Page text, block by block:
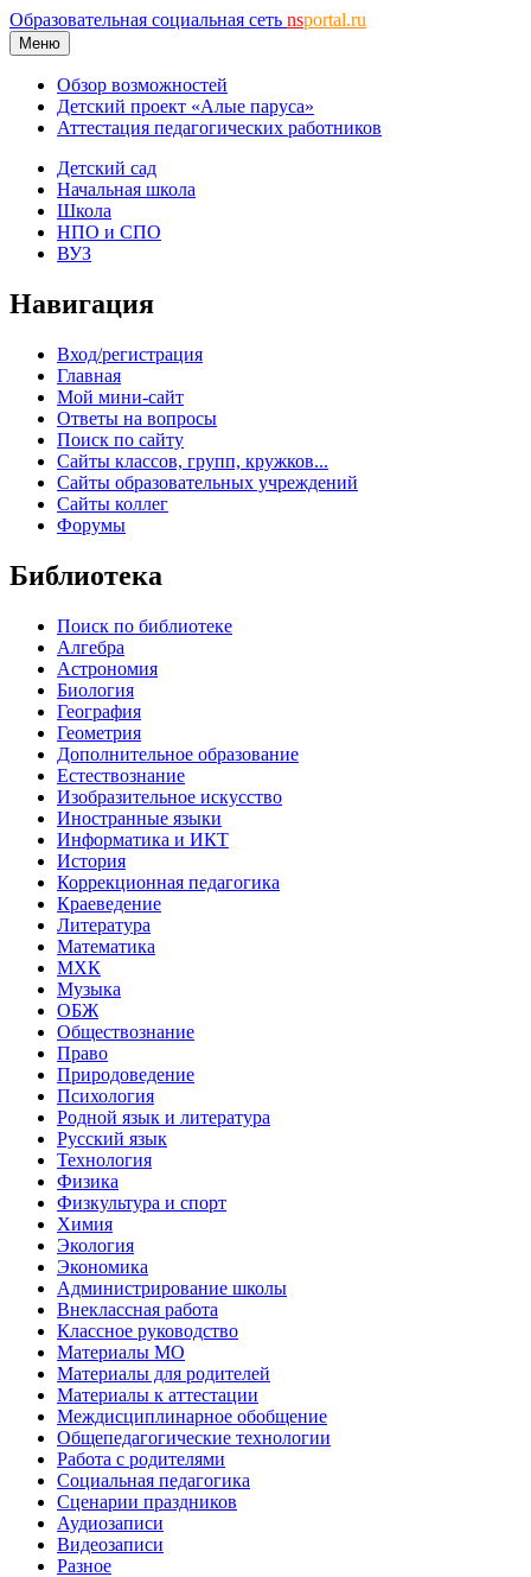
Образовательная социальная сеть nsportal.ru
Меню
Обзор возможностей
Детский проект «Алые паруса»
Аттестация педагогических работников
Детский сад
Начальная школа
Школа
НПО и СПО
ВУЗ
Навигация
Вход/регистрация
Главная
Мой мини-сайт
Ответы на вопросы
Поиск по сайту
Сайты классов, групп, кружков...
Сайты образовательных учреждений
Сайты коллег
Форумы
Библиотека
Поиск по библиотеке
Алгебра
Астрономия
Биология
География
Геометрия
Дополнительное образование
Естествознание
Изобразительное искусство
Иностранные языки
Информатика и ИКТ
История
Коррекционная педагогика
Краеведение
Литература
Математика
МХК
Музыка
ОБЖ
Обществознание
Право
Природоведение
Психология
Родной язык и литература
Русский язык
Технология
Физика
Физкультура и спорт
Химия
Экология
Экономика
Администрирование школы
Внеклассная работа
Классное руководство
Материалы МО
Материалы для родителей
Материалы к аттестации
Междисциплинарное обобщение
Общепедагогические технологии
Работа с родителями
Социальная педагогика
Сценарии праздников
Аудиозаписи
Видеозаписи
Разное